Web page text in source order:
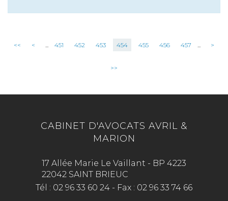
<< < ... 451 452 453 454 455 456 457 ... >
>>
CABINET D'AVOCATS AVRIL &
MARION
17 Allée Marie Le Vaillant - BP 4223
22042 SAINT BRIEUC
Tél : 02 96 33 60 24 - Fax : 02 96 33 74 66